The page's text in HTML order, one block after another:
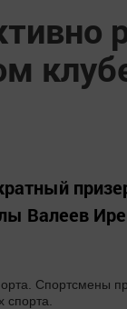
Валеев
Спортсмены
спорта.